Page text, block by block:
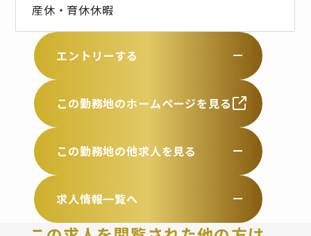
産休・育休休暇
エントリーする
この勤務地のホームページを見る
この勤務地の他求人を見る
求人情報一覧へ